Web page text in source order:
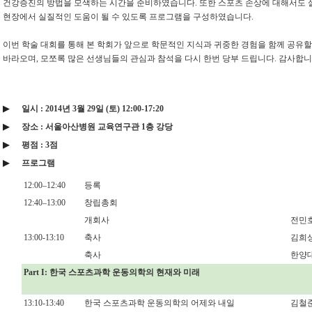
건강증진의 방법을 모색하는 시간을 준비하였습니다. 또한 스포츠 손상에 대해서도
현장에서 실질적인 도움이 될 수 있도록 프로그램을 구성하였습니다.
이번 학술 대회를 통해 본 학회가 앞으로 학문적인 지식과 귀중한 경험을 함께 공유
바라오며, 모쪼록 많은 선생님들의 관심과 참석을 다시 한번 당부 드립니다. 감사합
▶ 일시 : 2014년 3월 29일 (토) 12:00-17:20
▶
장소 : 서울아산병원 교육연구관1층 강당
▶
평점 : 3점
▶
프로그램
12:00–12:40
등록
12:40–13:00 창립총회
13:00-13:10
개회사
전민
축사
김희
축사
한양
Part I: 한국 스포츠과학 운동의학의 현재와 미래
13:10-13:40 한국 스포츠과학 운동의학의 어제와 내일 김철